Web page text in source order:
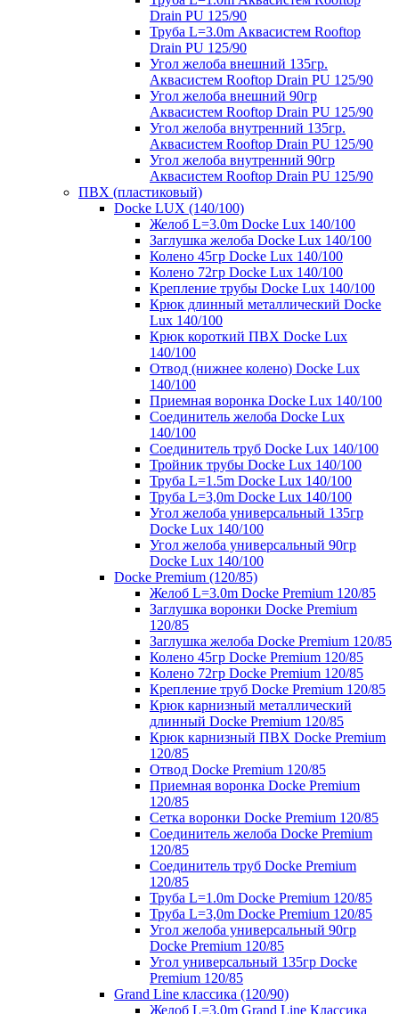
Drain PU 125/90
Труба L=3.0m Аквасистем Rooftop
Drain PU 125/90
Угол желоба внешний 135гр.
Аквасистем Rooftop Drain PU 125/90
Угол желоба внешний 90гр
Аквасистем Rooftop Drain PU 125/90
Угол желоба внутренний 135гр.
Аквасистем Rooftop Drain PU 125/90
Угол желоба внутренний 90гр
Аквасистем Rooftop Drain PU 125/90
ПВХ (пластиковый)
Docke LUX (140/100)
Желоб L=3.0m Docke Lux 140/100
Заглушка желоба Docke Lux 140/100
Колено 45гр Docke Lux 140/100
Колено 72гр Docke Lux 140/100
Крепление трубы Docke Lux 140/100
Крюк длинный металлический Docke
Lux 140/100
Крюк короткий ПВХ Docke Lux
140/100
Отвод (нижнее колено) Docke Lux
140/100
Приемная воронка Docke Lux 140/100
Соединитель желоба Docke Lux
140/100
Соединитель труб Docke Lux 140/100
Тройник трубы Docke Lux 140/100
Труба L=1.5m Docke Lux 140/100
Труба L=3,0m Docke Lux 140/100
Угол желоба универсальный 135гр
Docke Lux 140/100
Угол желоба универсальный 90гр
Docke Lux 140/100
Docke Premium (120/85)
Желоб L=3.0m Docke Premium 120/85
Заглушка воронки Docke Premium
120/85
Заглушка желоба Docke Premium 120/85
Колено 45гр Docke Premium 120/85
Колено 72гр Docke Premium 120/85
Крепление труб Docke Premium 120/85
Крюк карнизный металлический
длинный Docke Premium 120/85
Крюк карнизный ПВХ Docke Premium
120/85
Отвод Docke Premium 120/85
Приемная воронка Docke Premium
120/85
Сетка воронки Docke Premium 120/85
Соединитель желоба Docke Premium
120/85
Соединитель труб Docke Premium
120/85
Труба L=1.0m Docke Premium 120/85
Труба L=3,0m Docke Premium 120/85
Угол желоба универсальный 90гр
Docke Premium 120/85
Угол универсальный 135гр Docke
Premium 120/85
Grand Line классика (120/90)
Желоб L=3.0m Grand Line Классика